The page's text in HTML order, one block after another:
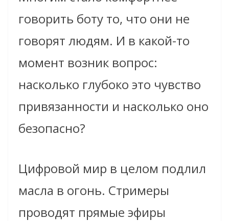
говорить боту то, что они не
говорят людям. И в какой-то
момент возник вопрос:
насколько глубоко это чувство
привязанности и насколько оно
безопасно?
Цифровой мир в целом подлил
масла в огонь. Стримеры
проводят прямые эфиры